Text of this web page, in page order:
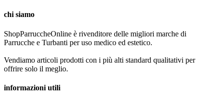
chi siamo
ShopParruccheOnline è rivenditore delle migliori marche di
Parrucche e Turbanti per uso medico ed estetico.
Vendiamo articoli prodotti con i più alti standard qualitativi per
offrire solo il meglio.
informazioni utili